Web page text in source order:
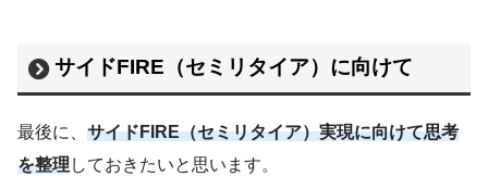
サイドFIRE（セミリタイア）に向けて
最後に、 サイドFIRE（セミリタイア）実現に向けて思考
を整理しておきたいと思います。